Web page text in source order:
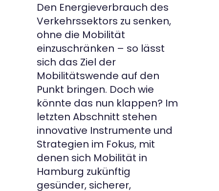
Den Energieverbrauch des
Verkehrssektors zu senken,
ohne die Mobilität
einzuschränken – so lässt
sich das Ziel der
Mobilitätswende auf den
Punkt bringen. Doch wie
könnte das nun klappen? Im
letzten Abschnitt stehen
innovative Instrumente und
Strategien im Fokus, mit
denen sich Mobilität in
Hamburg zukünftig
gesünder, sicherer,